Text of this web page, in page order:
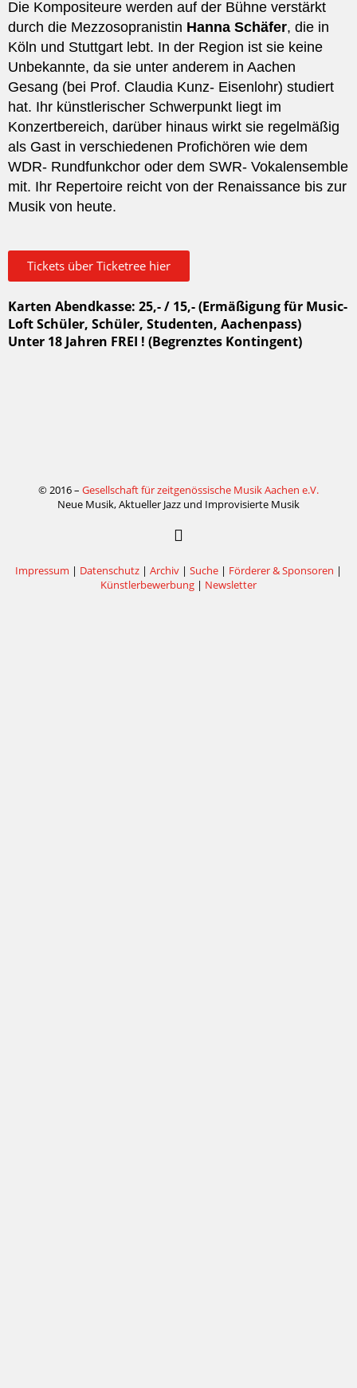
Die Kompositeure werden auf der Bühne verstärkt
durch die Mezzosopranistin Hanna Schäfer, die in
Köln und Stuttgart lebt. In der Region ist sie keine
Unbekannte, da sie unter anderem in Aachen
Gesang (bei Prof. Claudia Kunz- Eisenlohr) studiert
hat. Ihr künstlerischer Schwerpunkt liegt im
Konzertbereich, darüber hinaus wirkt sie regelmäßig
als Gast in verschiedenen Profichören wie dem
WDR- Rundfunkchor oder dem SWR- Vokalensemble
mit. Ihr Repertoire reicht von der Renaissance bis zur
Musik von heute.
Tickets über Ticketree hier
Karten Abendkasse: 25,- / 15,- (Ermäßigung für Music-
Loft Schüler, Schüler, Studenten, Aachenpass)
Unter 18 Jahren FREI ! (Begrenztes Kontingent)
© 2016 – Gesellschaft für zeitgenössische Musik Aachen e.V.
Neue Musik, Aktueller Jazz und Improvisierte Musik
Impressum | Datenschutz | Archiv | Suche | Förderer & Sponsoren |
Künstlerbewerbung | Newsletter